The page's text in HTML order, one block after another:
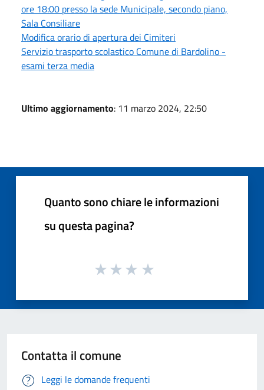
ore 18:00 presso la sede Municipale, secondo piano,
Sala Consiliare
Modifica orario di apertura dei Cimiteri
Servizio trasporto scolastico Comune di Bardolino -
esami terza media
Ultimo aggiornamento: 11 marzo 2024, 22:50
Quanto sono chiare le informazioni
su questa pagina?
Contatta il comune
Leggi le domande frequenti